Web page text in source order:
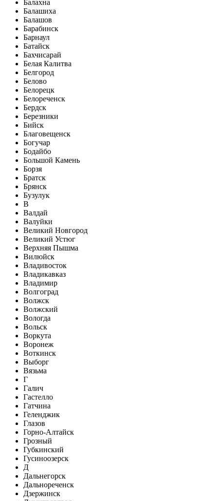
Балахна
Балашиха
Балашов
Барабинск
Барнаул
Батайск
Бахчисарай
Белая Калитва
Белгород
Белово
Белорецк
Белореченск
Бердск
Березники
Бийск
Благовещенск
Богучар
Бодайбо
Большой Камень
Борзя
Братск
Брянск
Бузулук
В
Валдай
Валуйки
Великий Новгород
Великий Устюг
Верхняя Пышма
Вилюйск
Владивосток
Владикавказ
Владимир
Волгоград
Волжск
Волжский
Вологда
Вольск
Воркута
Воронеж
Воткинск
Выборг
Вязьма
Г
Галич
Гастелло
Гатчина
Геленджик
Глазов
Горно-Алтайск
Грозный
Губкинский
Гусиноозерск
Д
Дальнегорск
Дальнореченск
Дзержинск